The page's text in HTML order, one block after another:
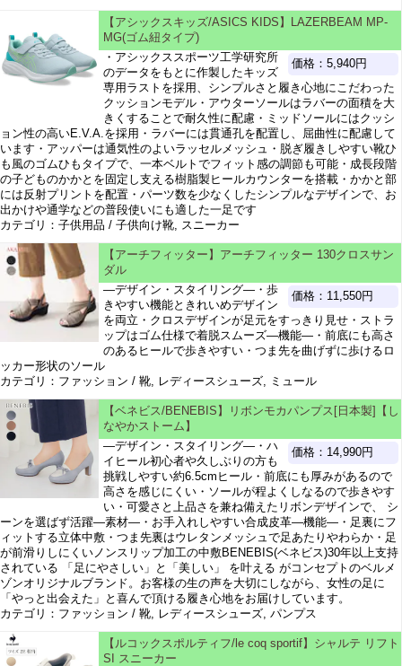
【アシックスキッズ/ASICS KIDS】LAZERBEAM MP-
MG(ゴム紐タイプ)
価格：5,940円
・アシックススポーツ工学研究所
のデータをもとに作製したキッズ
専用ラストを採用、シンプルさと履き心地にこだわった
クッションモデル・アウターソールはラバーの面積を大
きくすることで耐久性に配慮・ミッドソールにはクッシ
ョン性の高いE.V.A.を採用・ラバーには貫通孔を配置し、屈曲性に配慮して
います・アッパーは通気性のよいラッセルメッシュ・脱ぎ履きしやすい靴ひ
も風のゴムひもタイプで、一本ベルトでフィット感の調節も可能・成長段階
の子どものかかとを固定し支える樹脂製ヒールカウンターを搭載・かかと部
には反射プリントを配置・パーツ数を少なくしたシンプルなデザインで、お
出かけや通学などの普段使いにも適した一足です
カテゴリ：子供用品 / 子供向け靴, スニーカー
【アーチフィッター】アーチフィッター 130クロスサン
ダル
価格：11,550円
―デザイン・スタイリング―・歩
きやすい機能ときれいめデザイン
を両立・クロスデザインが足元をすっきり見せ・ストラ
ップはゴム仕様で着脱スムーズ―機能―・前底にも高さ
のあるヒールで歩きやすい・つま先を曲げずに歩けるロ
ッカー形状のソール
カテゴリ：ファッション / 靴, レディースシューズ, ミュール
【ベネビス/BENEBIS】リボンモカパンプス[日本製]【し
なやかストーム】
価格：14,990円
―デザイン・スタイリング―・ハ
イヒール初心者や久しぶりの方も
挑戦しやすい約6.5cmヒール・前底にも厚みがあるので
高さを感じにくい・ソールが程よくしなるので歩きやす
い・可愛さと上品さを兼ね備えたリボンデザインで、 シ
ーンを選ばず活躍―素材―・お手入れしやすい合成皮革―機能―・足裏にフ
ィットする立体中敷・つま先裏はウレタンメッシュで足あたりやわらか・足
が前滑りしにくいノンスリップ加工の中敷BENEBIS(ベネビス)30年以上支持
されている 「足にやさしい」と「美しい」 を叶える がコンセプトのベルメ
ゾンオリジナルブランド。お客様の生の声を大切にしながら、女性の足に
「やっと出会えた」と喜んで頂ける履き心地をお届けしています。
カテゴリ：ファッション / 靴, レディースシューズ, パンプス
【ルコックスポルティフ/le coq sportif】シャルテ リフト
SI スニーカー